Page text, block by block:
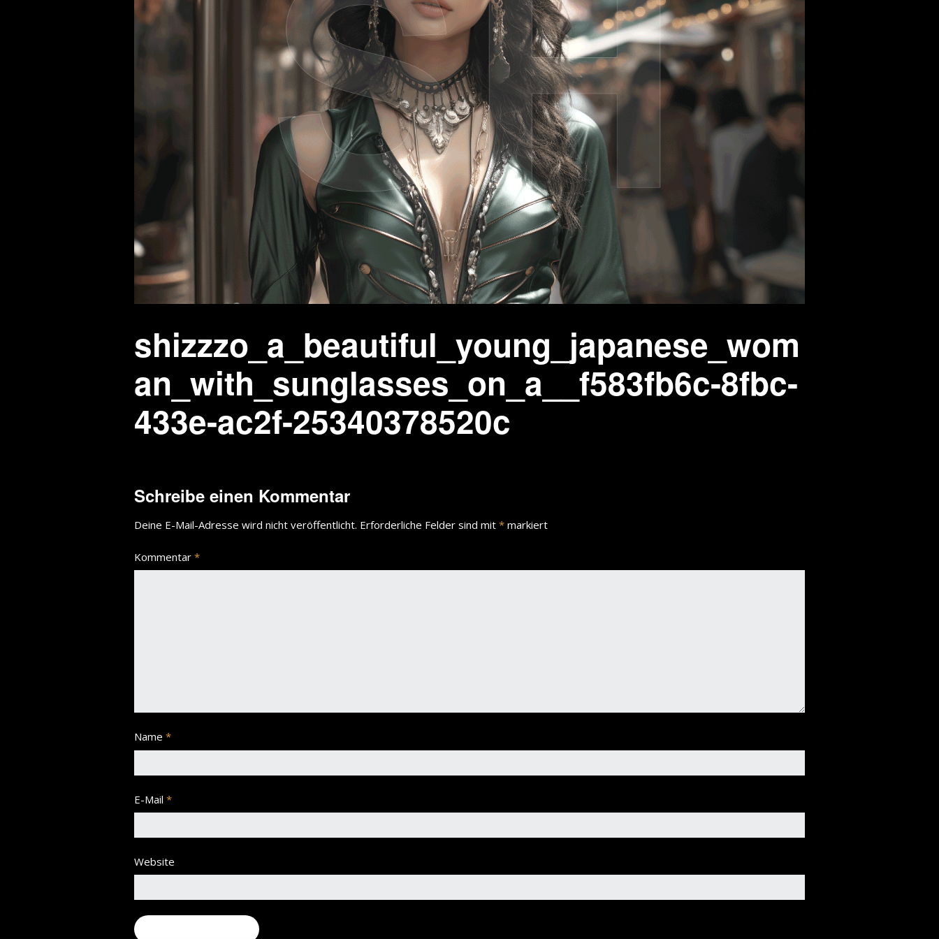
wächter aus stein
Wächter Videos
verschiedenes
portrait
shizzzo_a_beautiful_young_japanese_wom
an_with_sunglasses_on_a__f583fb6c-8fbc-
433e-ac2f-25340378520c
Schreibe einen Kommentar
Deine E-Mail-Adresse wird nicht veröffentlicht. Erforderliche Felder sind mit * markiert
Kommentar *
Name *
E-Mail *
Website